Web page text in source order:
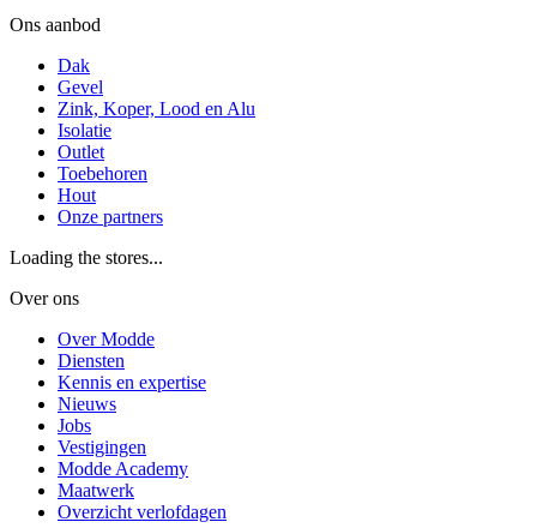
Ons aanbod
Dak
Gevel
Zink, Koper, Lood en Alu
Isolatie
Outlet
Toebehoren
Hout
Onze partners
Loading the stores...
Over ons
Over Modde
Diensten
Kennis en expertise
Nieuws
Jobs
Vestigingen
Modde Academy
Maatwerk
Overzicht verlofdagen